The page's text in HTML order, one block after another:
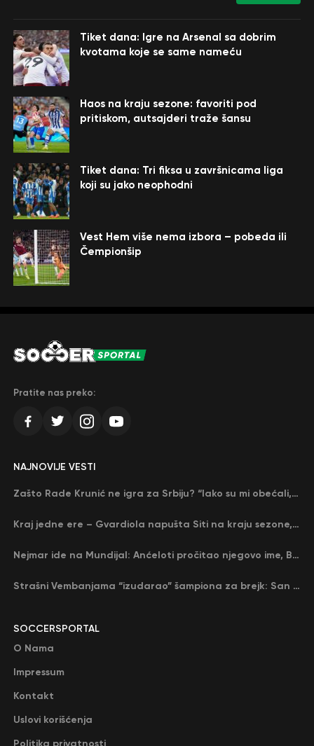
Tiket dana: Igre na Arsenal sa dobrim
kvotama koje se same nameću
Haos na kraju sezone: favoriti pod
pritiskom, autsajderi traže šansu
Tiket dana: Tri fiksa u završnicama liga
koji su jako neophodni
Vest Hem više nema izbora – pobeda ili
Čempionšip
Pratite nas preko:
SOCCERSPORTAL
O Nama
Impressum
Kontakt
Uslovi korišćenja
Politika privatnosti
NAJNOVIJE VESTI
Zašto Rade Krunić ne igra za Srbiju? “Iako su mi obećali, niko me nije zvao…”
Kraj jedne ere – Gvardiola napušta Siti na kraju sezone, menja ga njegov nekadašnji rival
Nejmar ide na Mundijal: Anćeloti pročitao njegovo ime, Brazil u delirijumu (VIDEO)
Strašni Vembanjama “izudarao” šampiona za brejk: San Antonio poveo protiv Oklahome